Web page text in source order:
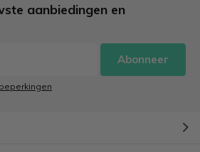
aanbiedingen en
Abonneer